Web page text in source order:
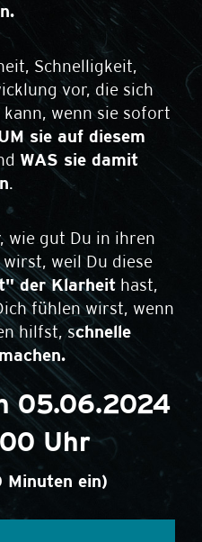
Schnelligkeit,
vor, die sich
wenn sie sofort
sie auf diesem
WAS sie damit
.
wie gut Du in ihren
weil Du diese
der Klarheit hast,
fühlen wirst, wenn
hilfst, schnelle
05.06.2024
Uhr
ein)